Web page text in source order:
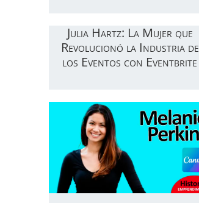
Julia Hartz: La Mujer que
Revolucionó la Industria de
los Eventos con Eventbrite